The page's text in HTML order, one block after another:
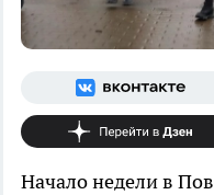
Начало недели в